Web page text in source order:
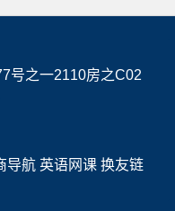
号之一2110房之C02
导航 英语网课 换友链